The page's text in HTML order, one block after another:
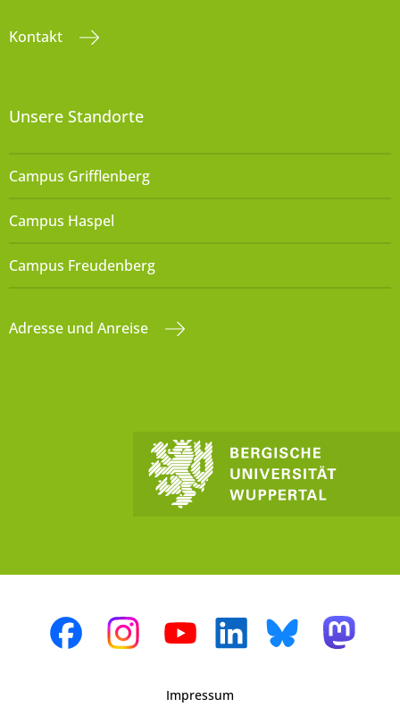
Kontakt
Unsere Standorte
Campus Grifflenberg
Campus Haspel
Campus Freudenberg
Adresse und Anreise
Impressum